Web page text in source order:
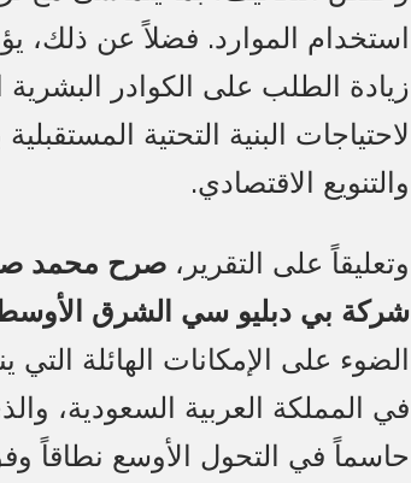
استخدام الموارد. فضلاً عن ذلك،
زيادة الطلب على الكوادر البشرية
لاحتياجات البنية التحتية
والتنويع الاقتصادي.
وتعليقاً على التقرير، صرح محمد
شركة بي دبليو سي الشرق
الضوء على الإمكانات الهائلة
في المملكة العربية السعودية،